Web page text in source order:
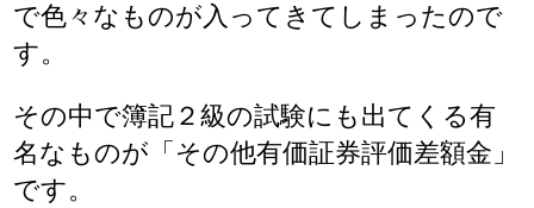
で色々なものが入ってきてしまったので
す。
その中で簿記２級の試験にも出てくる有
名なものが「その他有価証券評価差額金」
です。